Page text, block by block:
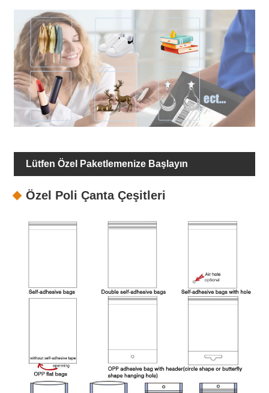
Lütfen Özel Paketlemenize Başlayın
Özel Poli Çanta Çeşitleri